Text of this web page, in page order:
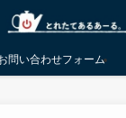
問い合わせフォーム